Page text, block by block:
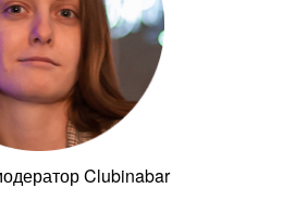
Clubinabar